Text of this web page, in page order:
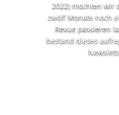
2022) möchten wir
zwölf Monate noch
Revue passieren
bestand dieses